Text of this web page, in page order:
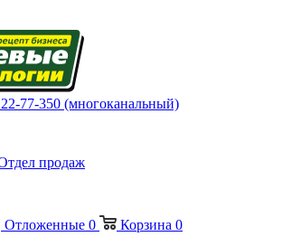
77-350 (многоканальный)
продаж
Отложенные 0 Корзина 0